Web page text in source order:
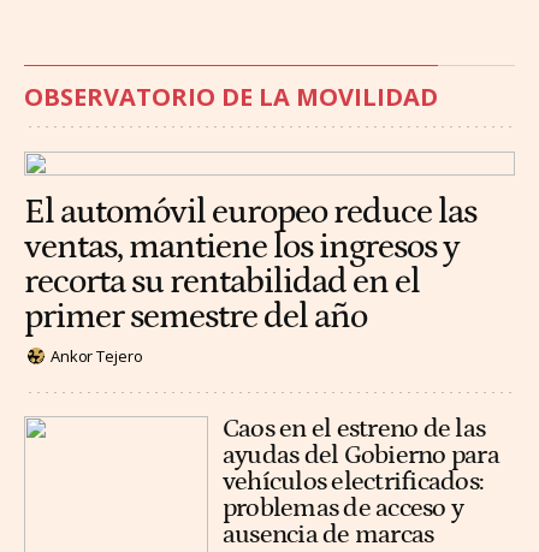
OBSERVATORIO DE LA MOVILIDAD
El automóvil europeo reduce las
ventas, mantiene los ingresos y
recorta su rentabilidad en el
primer semestre del año
Ankor Tejero
Caos en el estreno de las
ayudas del Gobierno para
vehículos electrificados:
problemas de acceso y
ausencia de marcas